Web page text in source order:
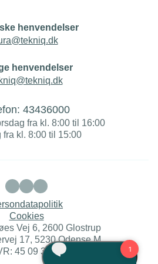
henvendelser
henvendelser
43436000
fra kl. 8:00 til 16:00
fra kl. 8:00 til 15:00
Cookies
Vej 6, 2600 Glostrup
17, 5230 Odense M
45 09 35 22